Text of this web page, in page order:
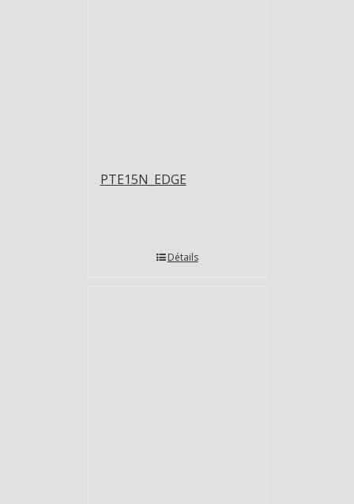
PTE15N_EDGE
Détails